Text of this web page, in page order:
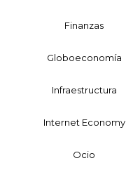
Finanzas
Globoeconomía
Infraestructura
Internet Economy
Ocio